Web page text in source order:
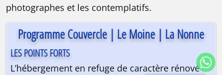
photographes et les contemplatifs.
Programme Couvercle | Le Moine | La Nonne
LES POINTS FORTS
L’hébergement en refuge de caractère rénové